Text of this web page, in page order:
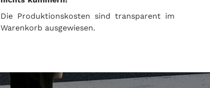
Die Produktionskosten sind transparent im
Warenkorb ausgewiesen.